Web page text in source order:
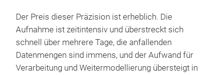
Der Preis dieser Präzision ist erheblich. Die
Aufnahme ist zeitintensiv und überstreckt sich
schnell über mehrere Tage, die anfallenden
Datenmengen sind immens, und der Aufwand für
Verarbeitung und Weitermodellierung übersteigt in